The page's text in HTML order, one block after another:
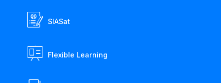
SIASat
Flexible Learning